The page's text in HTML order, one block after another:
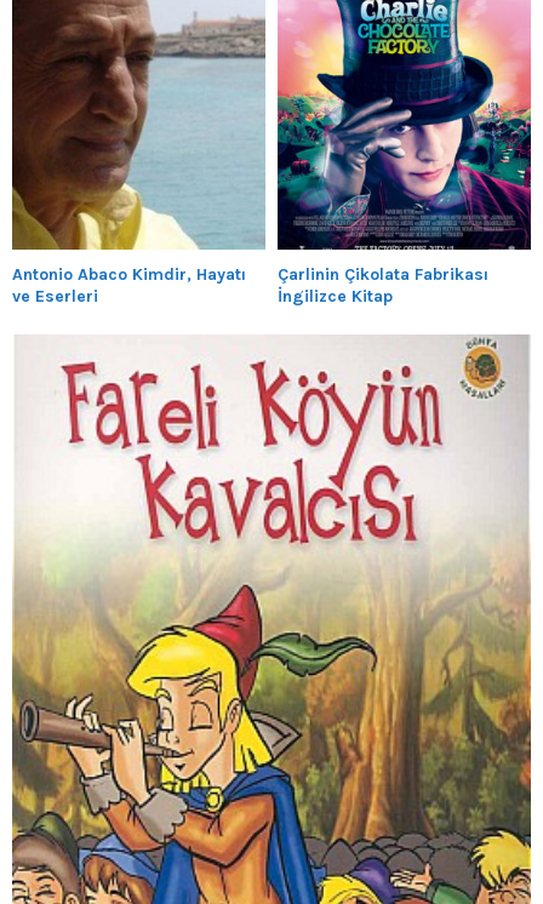
Antonio Abaco Kimdir, Hayatı
ve Eserleri
Çarlinin Çikolata Fabrikası
İngilizce Kitap